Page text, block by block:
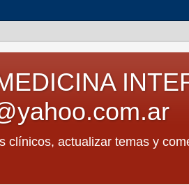
clínicos, actualizar temas y